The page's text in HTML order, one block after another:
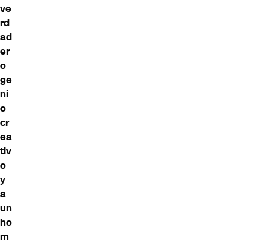
ve
rd
ad
er
o
ge
ni
o
cr
ea
tiv
o
y
a
un
ho
m